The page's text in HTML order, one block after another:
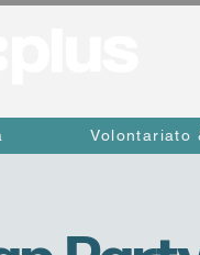
Volontariato